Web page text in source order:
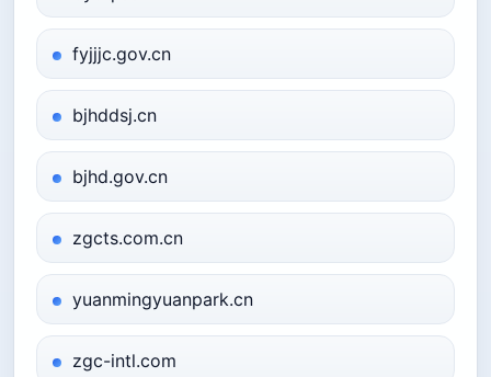
fyjjjc.gov.cn
bjhddsj.cn
bjhd.gov.cn
zgcts.com.cn
yuanmingyuanpark.cn
zgc-intl.com